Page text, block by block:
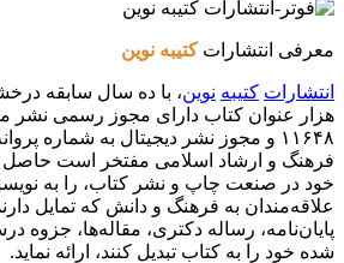
معرفی انتشاراتکتیبه نوین
انتشارات کتیبه نوین، با ده سال سابقه
هزار عنوان کتاب دارای مجوز رسمی نشر
فرهنگ و ارشاد اسلامی مفتخر است حاصل
خود در صنعت چاپ و نشر کتاب، را به
علاقه‌مندان به فرهنگ و دانش که تمایل دارند
پایان‌نامه، رساله دکتری، مقاله‌ها،
شده خود را به کتاب تبدیل کنند، ارائه نماید.